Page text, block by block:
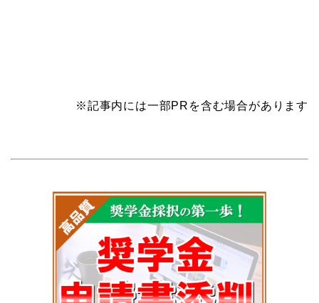
※記事内には一部PRを含む場合があります